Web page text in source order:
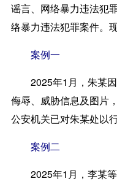
谣言、网络暴力违法犯
络暴力违法犯罪案件。
案例一
2025年1月，朱某因
侮辱、威胁信息及图片
公安机关已对朱某处以
案例二
2025年1月，李某等